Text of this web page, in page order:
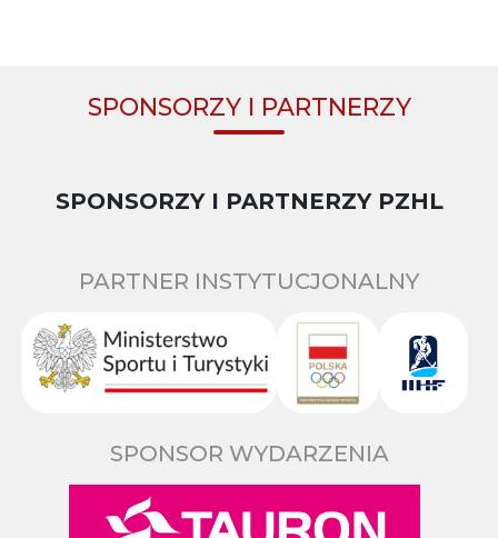
SPONSORZY I PARTNERZY
SPONSORZY I PARTNERZY PZHL
PARTNER INSTYTUCJONALNY
SPONSOR WYDARZENIA